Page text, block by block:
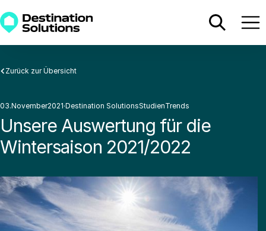
Zurück zur Übersicht
03.November2021·Destination Solutions ·
Studien ·
Trends
Unsere Auswertung für die
Wintersaison 2021/2022